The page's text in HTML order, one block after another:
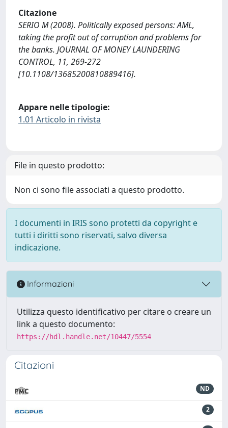
Citazione
SERIO M (2008). Politically exposed persons: AML,
taking the profit out of corruption and problems for
the banks. JOURNAL OF MONEY LAUNDERING
CONTROL, 11, 269-272
[10.1108/13685200810889416].
Appare nelle tipologie:
1.01 Articolo in rivista
File in questo prodotto:
Non ci sono file associati a questo prodotto.
I documenti in IRIS sono protetti da copyright e
tutti i diritti sono riservati, salvo diversa
indicazione.
Informazioni
Utilizza questo identificativo per citare o creare un
link a questo documento:
https://hdl.handle.net/10447/5554
Citazioni
ND
2